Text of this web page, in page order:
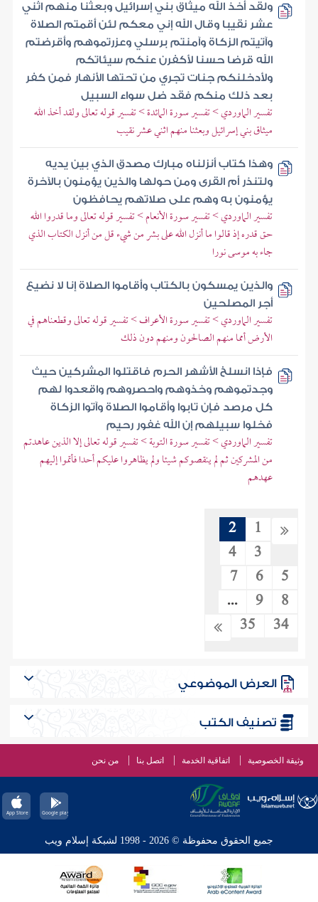
ولقد أخذ الله ميثاق بني إسرائيل وبعثنا منهم اثني
عشر نقيبا وقال الله إني معكم لئن أقمتم الصلاة
وآتيتم الزكاة وآمنتم برسلي وعزرتموهم وأقرضتم
الله قرضا حسنا لأكفرن عنكم سيئاتكم
ولأدخلنكم جنات تجري من تحتها الأنهار فمن كفر
بعد ذلك منكم فقد ضل سواء السبيل
تفسير الماوردي > تفسير سورة المائدة > تفسير قوله تعالى ولقد أخذ الله
ميثاق بني إسرائيل وبعثنا منهم اثني عشر نقيب
وهذا كتاب أنزلناه مبارك مصدق الذي بين يديه
ولتنذر أم القرى ومن حولها والذين يؤمنون بالآخرة
يؤمنون به وهم على صلاتهم يحافظون
تفسير الماوردي > تفسير سورة الأنعام > تفسير قوله تعالى وما قدروا الله
حق قدره إذ قالوا ما أنزل الله على بشر من شيء قل من أنزل الكتاب الذي
جاء به موسى نورا
والذين يمسكون بالكتاب وأقاموا الصلاة إنا لا نضيع
أجر المصلحين
تفسير الماوردي > تفسير سورة الأعراف > تفسير قوله تعالى وقطعناهم في
الأرض أمما منهم الصالحون ومنهم دون ذلك
فإذا انسلخ الأشهر الحرم فاقتلوا المشركين حيث
وجدتموهم وخذوهم واحصروهم واقعدوا لهم
كل مرصد فإن تابوا وأقاموا الصلاة وآتوا الزكاة
فخلوا سبيلهم إن الله غفور رحيم
تفسير الماوردي > تفسير سورة التوبة > تفسير قوله تعالى إلا الذين عاهدتم
من المشركين ثم لم ينقصوكم شيئا ولم يظاهروا عليكم أحدا فأتموا إليهم
عهدهم
1
2
3
4
5
6
7
8
9
...
34
35
العرض الموضوعي
تصنيف الكتب
وثيقة الخصوصية اتفاقية الخدمة اتصل بنا من نحن
جميع الحقوق محفوظة © 2026 - 1998 لشبكة إسلام ويب